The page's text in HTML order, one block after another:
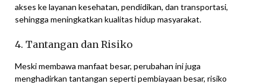
akses ke layanan kesehatan, pendidikan, dan transportasi,
sehingga meningkatkan kualitas hidup masyarakat.
4. Tantangan dan Risiko
Meski membawa manfaat besar, perubahan ini juga
menghadirkan tantangan seperti pembiayaan besar, risiko